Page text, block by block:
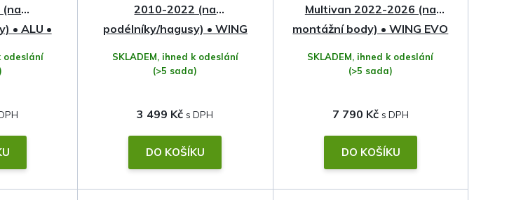
• ALU •
odeslání
2010-2022 (na
podélníky/hagusy) • WING
SKLADEM, ihned k odeslání
(>5 sada)
3 499 Kč
DO KOŠÍKU
Multivan 2022-2026 (na
montážní body) • WING EVO
SKLADEM, ihned k odeslání
(>5 sada)
7 790 Kč
DO KOŠÍKU